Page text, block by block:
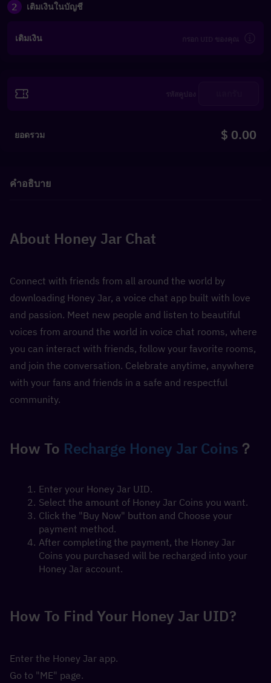
2 เติมเงินในบัญชี
เติมเงิน
ยอดรวม $ 0.00
คำอธิบาย
About Honey Jar Chat
Connect with friends from all around the world by
downloading Honey Jar, a voice chat app built with love
and passion. Meet new people and listen to beautiful
voices from around the world in voice chat rooms, where
you can interact with friends, follow your favorite rooms,
and join the conversation. Celebrate anytime, anywhere
with your fans and friends in a safe and respectful
community.
How To Recharge Honey Jar Coins ？
Enter your Honey Jar UID.
Select the amount of Honey Jar Coins you want.
Click the "Buy Now" button and Choose your
payment method.
After completing the payment, the Honey Jar
Coins you purchased will be recharged into your
Honey Jar account.
How To Find Your Honey Jar UID?
Enter the Honey Jar app.
Go to "ME" page.